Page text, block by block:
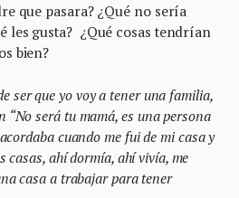
que pasara? ¿Qué no sería
les gusta? ¿Qué cosas tendrían
bien?
ser que yo voy a tener una familia,
“No será tu mamá, es una persona
cuando me fui de mi casa y
casas, ahí dormía, ahí vivía, me
casa a trabajar para tener